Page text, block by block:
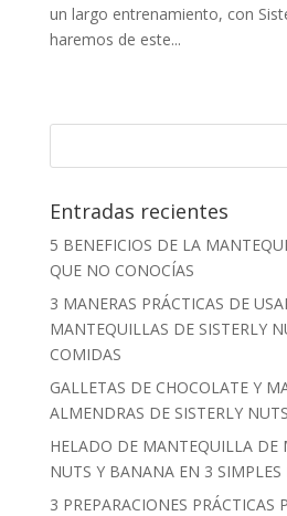
un largo entrenamiento, con
haremos de este...
Entradas recientes
5 BENEFICIOS DE LA
QUE NO CONOCÍAS
3 MANERAS PRÁCTICAS DE
MANTEQUILLAS DE SISTERLY
COMIDAS
GALLETAS DE CHOCOLATE Y
ALMENDRAS DE SISTERLY NUTS
HELADO DE MANTEQUILLA DE
NUTS Y BANANA EN 3 SIMPLES
3 PREPARACIONES PRÁCTICAS